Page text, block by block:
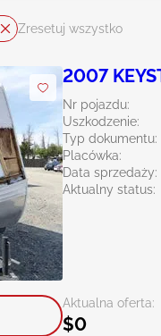
Zresetuj wszystko
2007
Nr pojazdu:
Uszkodzenie:
Typ dokumentu:
Placówka:
Data sprzedaży:
Aktualny status:
Aktualna oferta:
$0